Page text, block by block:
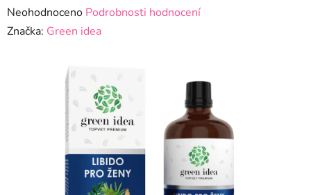
Průměrné
hodnocení
Neohodnoceno Podrobnosti hodnocení
Značka: Green idea